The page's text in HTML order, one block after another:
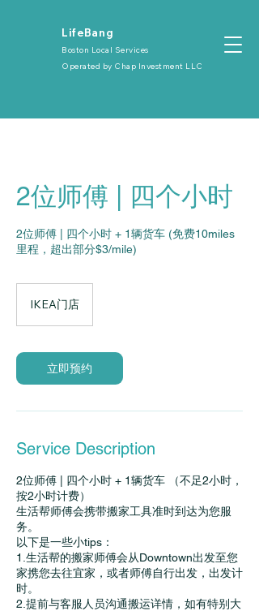
​LifeBang
Boston Local Services
Operated by Chap Investment LLC
2位师傅 | 四个小时
2位师傅 | 四个小时 + 1辆货车 (免费10miles
里程，超出部分$3/mile)
IKEA门店
立即预约
Service Description
2位师傅 | 四个小时 + 1辆货车 （不足2小时，
按2小时计费）
生活帮师傅会携带搬家工具准时到达为您服
务。
以下是一些小tips：
1.生活帮的搬家师傅会从Downtown出发至您
家携您去往宜家，或者师傅自行出发，出发计
时。
2.提前与客服人员沟通搬运详情，如有特别大